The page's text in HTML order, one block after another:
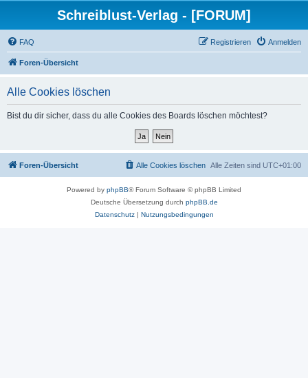
Schreiblust-Verlag - [FORUM]
FAQ Anmelden
Registrieren
Foren-Übersicht
Alle Cookies löschen
Bist du dir sicher, dass du alle Cookies des Boards löschen möchtest?
Foren-Übersicht Alle Zeiten sind UTC+01:00
Alle Cookies löschen
Powered by phpBB® Forum Software © phpBB Limited
Deutsche Übersetzung durch phpBB.de
Datenschutz| Nutzungsbedingungen